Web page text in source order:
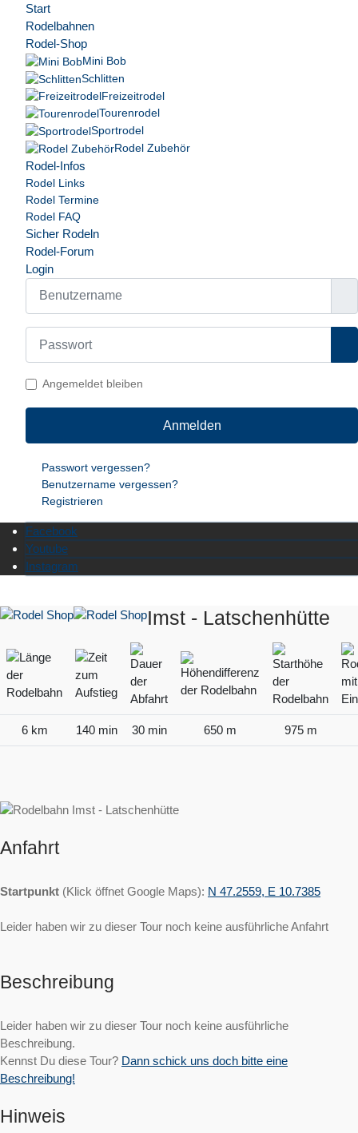
Start
Rodelbahnen
Rodel-Shop
Mini Bob
Schlitten
Freizeitrodel
Tourenrodel
Sportrodel
Rodel Zubehör
Rodel-Infos
Rodel Links
Rodel Termine
Rodel FAQ
Sicher Rodeln
Rodel-Forum
Login
Angemeldet bleiben
Anmelden
Passwort vergessen?
Benutzername vergessen?
Registrieren
Facebook
Youtube
Instagram
Imst - Latschenhütte
6 km 140 min 30 min 650 m 975 m
Anfahrt
Startpunkt (Klick öffnet Google Maps): N 47.2559, E 10.7385
Leider haben wir zu dieser Tour noch keine ausführliche Anfahrt
Beschreibung
Leider haben wir zu dieser Tour noch keine ausführliche
Beschreibung.
Kennst Du diese Tour? Dann schick uns doch bitte eine
Beschreibung!
Hinweis